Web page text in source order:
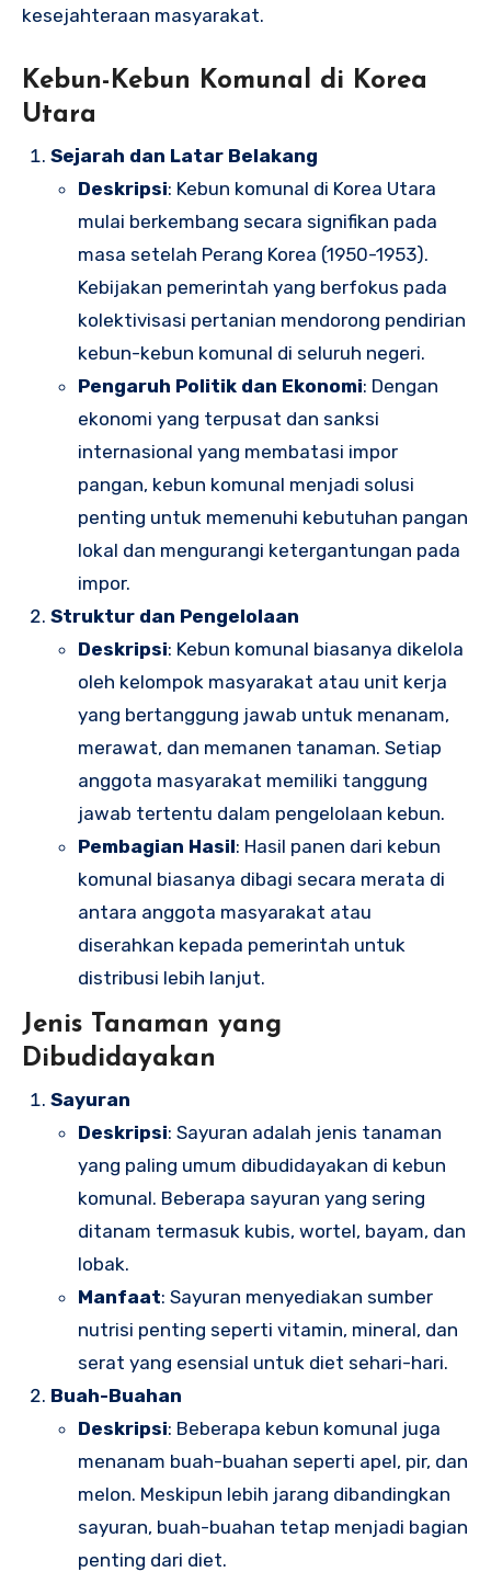
kesejahteraan masyarakat.
Kebun-Kebun Komunal di Korea
Utara
Sejarah dan Latar Belakang
Deskripsi: Kebun komunal di Korea Utara
mulai berkembang secara signifikan pada
masa setelah Perang Korea (1950-1953).
Kebijakan pemerintah yang berfokus pada
kolektivisasi pertanian mendorong pendirian
kebun-kebun komunal di seluruh negeri.
Pengaruh Politik dan Ekonomi: Dengan
ekonomi yang terpusat dan sanksi
internasional yang membatasi impor
pangan, kebun komunal menjadi solusi
penting untuk memenuhi kebutuhan pangan
lokal dan mengurangi ketergantungan pada
impor.
Struktur dan Pengelolaan
Deskripsi: Kebun komunal biasanya dikelola
oleh kelompok masyarakat atau unit kerja
yang bertanggung jawab untuk menanam,
merawat, dan memanen tanaman. Setiap
anggota masyarakat memiliki tanggung
jawab tertentu dalam pengelolaan kebun.
Pembagian Hasil: Hasil panen dari kebun
komunal biasanya dibagi secara merata di
antara anggota masyarakat atau
diserahkan kepada pemerintah untuk
distribusi lebih lanjut.
Jenis Tanaman yang
Dibudidayakan
Sayuran
Deskripsi: Sayuran adalah jenis tanaman
yang paling umum dibudidayakan di kebun
komunal. Beberapa sayuran yang sering
ditanam termasuk kubis, wortel, bayam, dan
lobak.
Manfaat: Sayuran menyediakan sumber
nutrisi penting seperti vitamin, mineral, dan
serat yang esensial untuk diet sehari-hari.
Buah-Buahan
Deskripsi: Beberapa kebun komunal juga
menanam buah-buahan seperti apel, pir, dan
melon. Meskipun lebih jarang dibandingkan
sayuran, buah-buahan tetap menjadi bagian
penting dari diet.